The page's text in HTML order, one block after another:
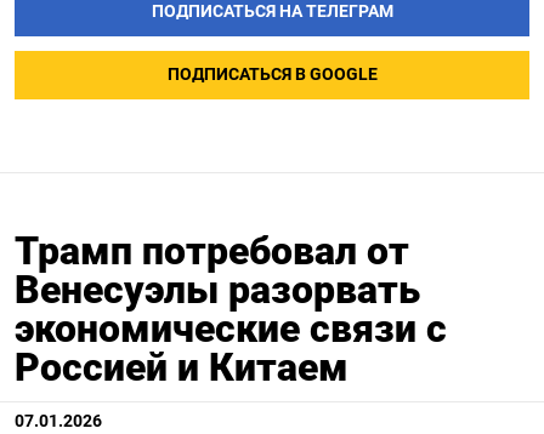
ПОДПИСАТЬСЯ НА ТЕЛЕГРАМ
ПОДПИСАТЬСЯ В GOOGLE
Трамп потребовал от
Венесуэлы разорвать
экономические связи с
Россией и Китаем
07.01.2026